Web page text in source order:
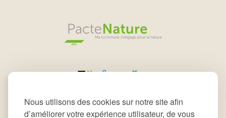
Nous utilisons des cookies sur notre site afin
d’améliorer votre expérience utilisateur, de vous